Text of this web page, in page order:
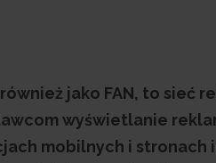
jako FAN, to sieć
wyświetlanie
mobilnych i stronach